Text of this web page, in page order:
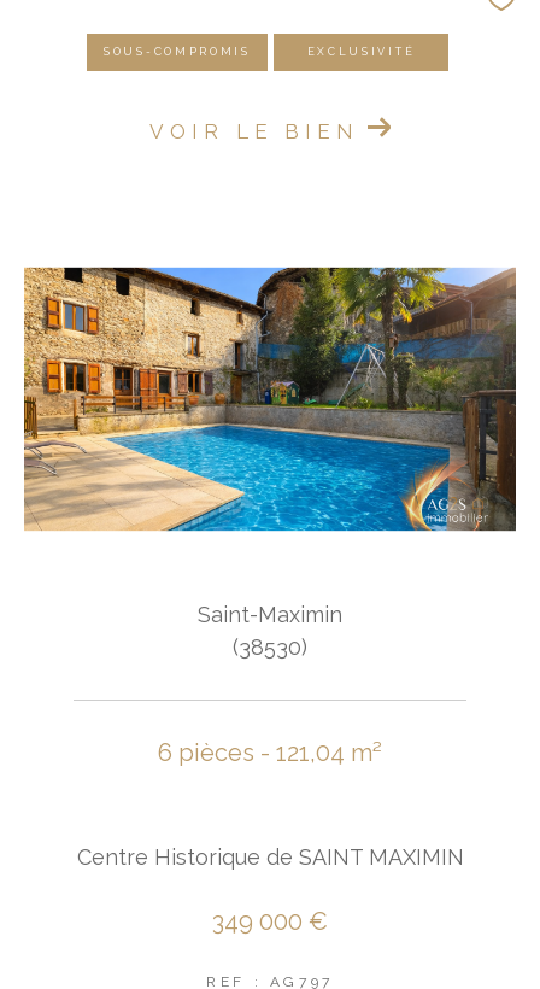
SOUS-COMPROMIS EXCLUSIVITÉ
VOIR LE BIEN
Saint-Maximin
(38530)
6 pièces - 121,04 m²
Centre Historique de SAINT MAXIMIN
349 000 €
REF : AG797